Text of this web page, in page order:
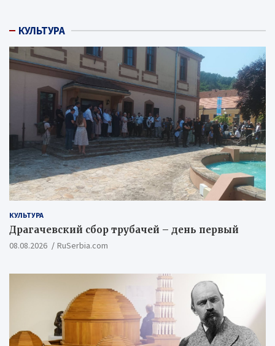
КУЛЬТУРА
КУЛЬТУРА
Драгачевский сбор трубачей – день первый
08.08.2026 RuSerbia.com